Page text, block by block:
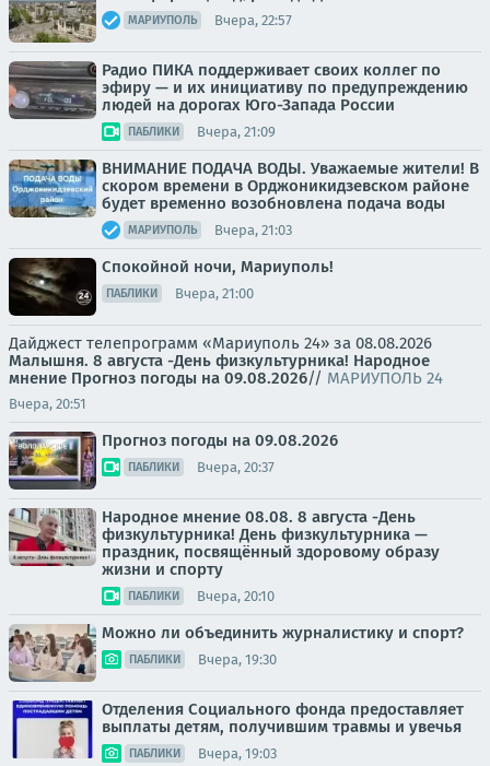
МАРИУПОЛЬ Вчера, 22:57
Радио ПИКА поддерживает своих коллег по
эфиру — и их инициативу по предупреждению
людей на дорогах Юго-Запада России
ПАБЛИКИ Вчера, 21:09
ВНИМАНИЕ ПОДАЧА ВОДЫ. Уважаемые жители! В
скором времени в Орджоникидзевском районе
будет временно возобновлена подача воды
МАРИУПОЛЬ Вчера, 21:03
Спокойной ночи, Мариуполь!
ПАБЛИКИ Вчера, 21:00
Дайджест телепрограмм «Мариуполь 24» за 08.08.2026
Малышня. 8 августа -День физкультурника! Народное
мнение Прогноз погоды на 09.08.2026// МАРИУПОЛЬ 24
Вчера, 20:51
Прогноз погоды на 09.08.2026
ПАБЛИКИ Вчера, 20:37
Народное мнение 08.08. 8 августа -День
физкультурника! День физкультурника —
праздник, посвящённый здоровому образу
жизни и спорту
ПАБЛИКИ Вчера, 20:10
Можно ли объединить журналистику и спорт?
ПАБЛИКИ Вчера, 19:30
Отделения Социального фонда предоставляет
выплаты детям, получившим травмы и увечья
ПАБЛИКИ Вчера, 19:03